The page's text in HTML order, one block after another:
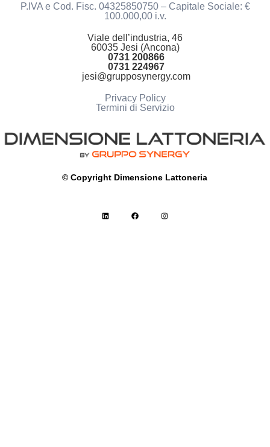
P.IVA e Cod. Fisc. 04325850750 – Capitale Sociale: €
100.000,00 i.v.
Viale dell’industria, 46
60035 Jesi (Ancona)
0731 200866
0731 224967
jesi@grupposynergy.com
Privacy Policy
Termini di Servizio
© Copyright Dimensione Lattoneria